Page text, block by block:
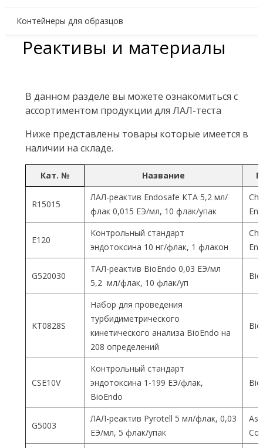
Контейнеры для образцов
Реактивы и материалы
В данном разделе вы можете ознакомиться с
ассортиментом продукции для ЛАЛ-теста
Ниже представлены товары которые имеется в
наличии на складе.
Кат. № Название
R15015
ЛАЛ-реактив Endosafe КТА 5,2 мл/
флак 0,015 ЕЭ/мл, 10 флак/упак
Е120
Контрольный стандарт
эндотоксина 10 нг/флак, 1 флакон
G520030
ТАЛ-реактив BioEndo 0,03 ЕЭ/мл
5,2 мл/флак, 10 флак/уп
KT0828S
Набор для проведения
турбидиметрического
кинетического анализа BioEndo на
208 определений
CSE10V
Контрольный стандарт
эндотоксина 1-199 ЕЭ/флак,
BioEndo
G5003
ЛАЛ-реактив Pyrotell 5 мл/флак, 0,03
ЕЭ/мл, 5 флак/упак